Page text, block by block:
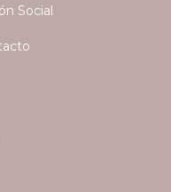
Social